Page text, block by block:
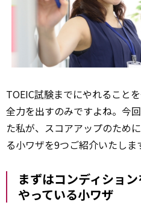
TOEIC試験までにやれること
全力を出すのみですよね。今
た私が、スコアアップのため
る小ワザを9つご紹介いたしま
まずはコンディショ
やっている小ワザ